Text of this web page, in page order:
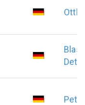
Ottlik